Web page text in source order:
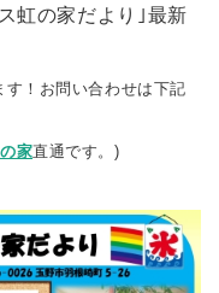
虹の家だより｣最新
す！お問い合わせは下記
家直通です。)